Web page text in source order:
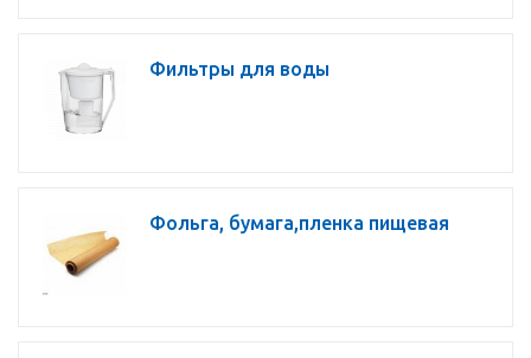
Фильтры для воды
Фольга, бумага,пленка пищевая